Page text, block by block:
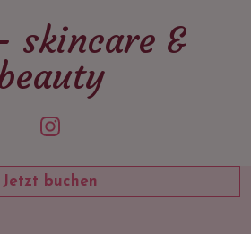
skincare &
Jetzt buchen